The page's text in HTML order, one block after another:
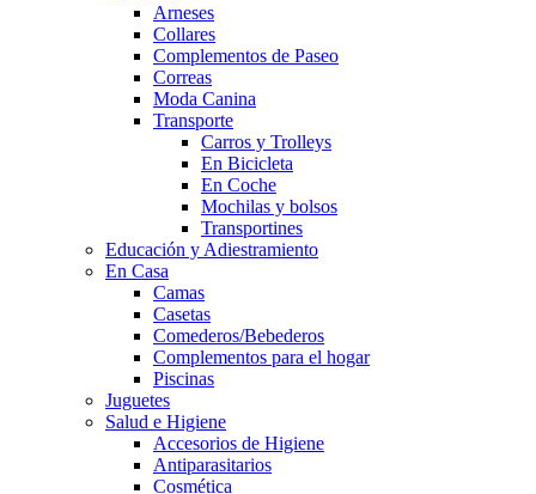
Arneses
Collares
Complementos de Paseo
Correas
Moda Canina
Transporte
Carros y Trolleys
En Bicicleta
En Coche
Mochilas y bolsos
Transportines
Educación y Adiestramiento
En Casa
Camas
Casetas
Comederos/Bebederos
Complementos para el hogar
Piscinas
Juguetes
Salud e Higiene
Accesorios de Higiene
Antiparasitarios
Cosmética